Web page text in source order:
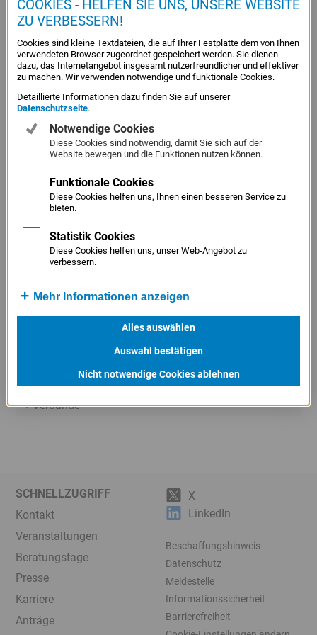
Service
Menü
Juristisches
Menü
089 / 44 108 - 399
E-Mail
info@bbw.de
Internet
www.bbw.de
Inhalts-Navigation
Außenwirtschaft
Bezirksregierungen
Förderinstitute
Gründungs- und Mittelstandsportale
Sponsoring
Verbände
SCHNELLZUGRIFF
Kontakt
Veranstaltungen
Beratungstage
Presse
Karriere
Anträge
X
LinkedIn
Beschaffungshinweis
Datenschutz
Meldestelle
Informationssicherheit
Barrierefreiheit
COOKIES - HELFEN SIE UNS, UNSERE WEBSITE
ZU VERBESSERN!
Cookies sind kleine Textdateien, die auf Ihrer Festplatte dem von Ihnen
verwendeten Browser zugeordnet gespeichert werden. Sie dienen
dazu, das Internetangebot insgesamt nutzerfreundlicher und effektiver
zu machen. Wir verwenden notwendige und funktionale Cookies.
Detaillierte Informationen dazu finden Sie auf unserer
Datenschutzseite.
Notwendige Cookies
Diese Cookies sind notwendig, damit Sie sich auf der
Website bewegen und die Funktionen nutzen können.
Funktionale Cookies
Diese Cookies helfen uns, Ihnen einen besseren Service zu
bieten.
Statistik Cookies
Diese Cookies helfen uns, unser Web-Angebot zu
verbessern.
Mehr Informationen anzeigen
Alles auswählen
Auswahl bestätigen
Nicht notwendige Cookies ablehnen